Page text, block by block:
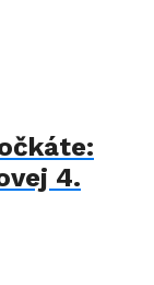
4.